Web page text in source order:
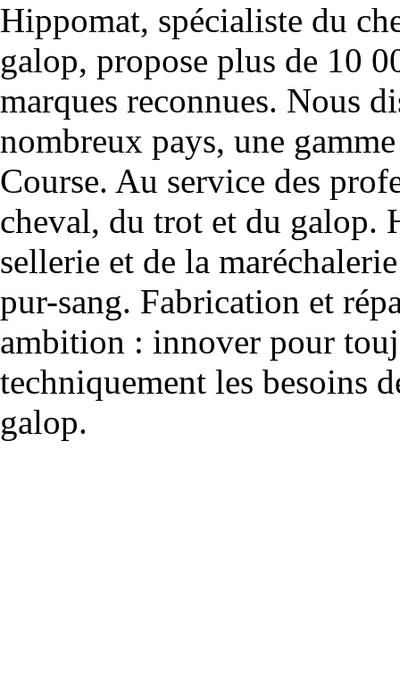
Hippomat, spécialiste du
galop, propose plus de 10
marques reconnues. Nous
nombreux pays, une
Course. Au service des
cheval, du trot et du galop.
sellerie et de la
pur-sang. Fabrication et
ambition : innover pour
techniquement les besoins
galop.